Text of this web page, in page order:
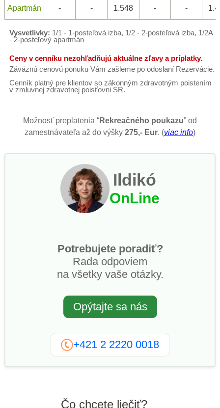
Apartmán - - 1.548 - -
Vysvetlivky: 1/1 - 1-posteľová izba, 1/2 - 2-posteľová izba, 1/2A
- 2-posteľový apartmán
Ceny v cenníku nezohľadňujú aktuálne zľavy a príplatky.
Záväznú cenovú ponuku Vám zašleme po odoslaní Rezervácie.
Cenník platný pre klientov so zákonným zdravotným poistením
v zmluvnej zdravotnej poisťovni SR.
Možnosť preplatenia “Rekreačného poukazu” od
zamestnávateľa až do výšky 275,- Eur. (viac info)
Ildikó
OnLine
Potrebujete poradiť?
Rada odpoviem
na všetky vaše otázky.
Opýtajte sa nás
+421 2 2220 0018
Čo chcete liečiť?